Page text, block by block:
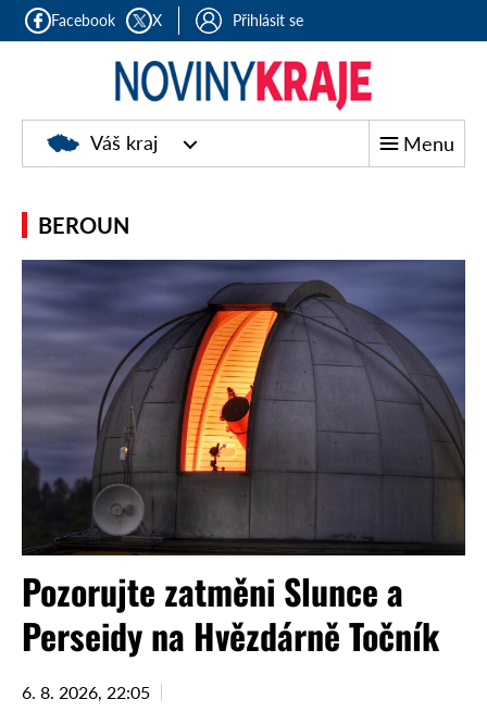
Facebook X Přihlásit se
Noviny
kraje
Váš kraj Menu
BEROUN
Pozorujte zatměni Slunce a
Perseidy na Hvězdárně Točník
6. 8. 2026, 22:05